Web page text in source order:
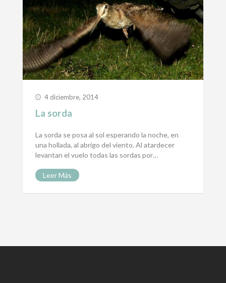
4 diciembre, 2014
La sorda
La sorda se posa al sol esperando la noche, en
una hollada, al abrigo del viento. Al atardecer
levantan el vuelo todas las sordas por…
Leer Más